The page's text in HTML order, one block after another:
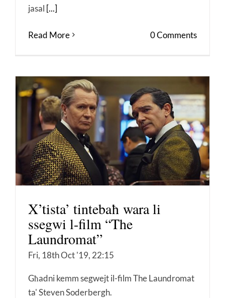
jasal [...]
Read More 0 Comments
X’tista’ tintebaħ wara li
ssegwi l-film “The
Laundromat”
Fri, 18th Oct '19, 22:15
Għadni kemm segwejt il-film The Laundromat
ta' Steven Soderbergh.